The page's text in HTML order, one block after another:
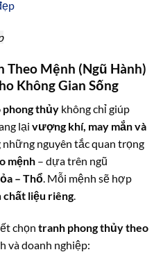
Theo Mệnh (Ngũ Hành)
Không Gian Sống
thủy không chỉ giúp
lại vượng khí, may mắn và
nguyên tắc quan trọng
mệnh – dựa trên ngũ
– Thổ. Mỗi mệnh sẽ hợp
chất liệu riêng.
chọn tranh phong thủy theo
và doanh nghiệp: